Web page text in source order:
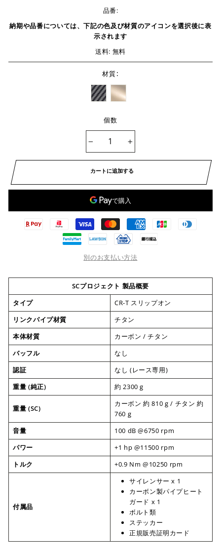
品番:
納期や品番については、下記の色及び材質のアイコンを選択後に表
示されます
送料: 無料
材質:
個数
カートに追加する
別のお支払い方法
SCプロジェクト 製品概要
タイプ
CR-T スリップオン
リンクパイプ材質
チタン
本体材質
カーボン / チタン
バッフル
なし
認証
なし (レース専用)
重量 (純正)
約 2300 g
重量 (SC)
カーボン 約 810 g / チタン 約
760 g
音量
100 dB @6750 rpm
パワー
+1 hp @11500 rpm
トルク
+0.9 Nm @10250 rpm
付属品
サイレンサー x 1
カーボン製パイプヒート
ガード x 1
ボルト類
ステッカー
正規販売証明カード